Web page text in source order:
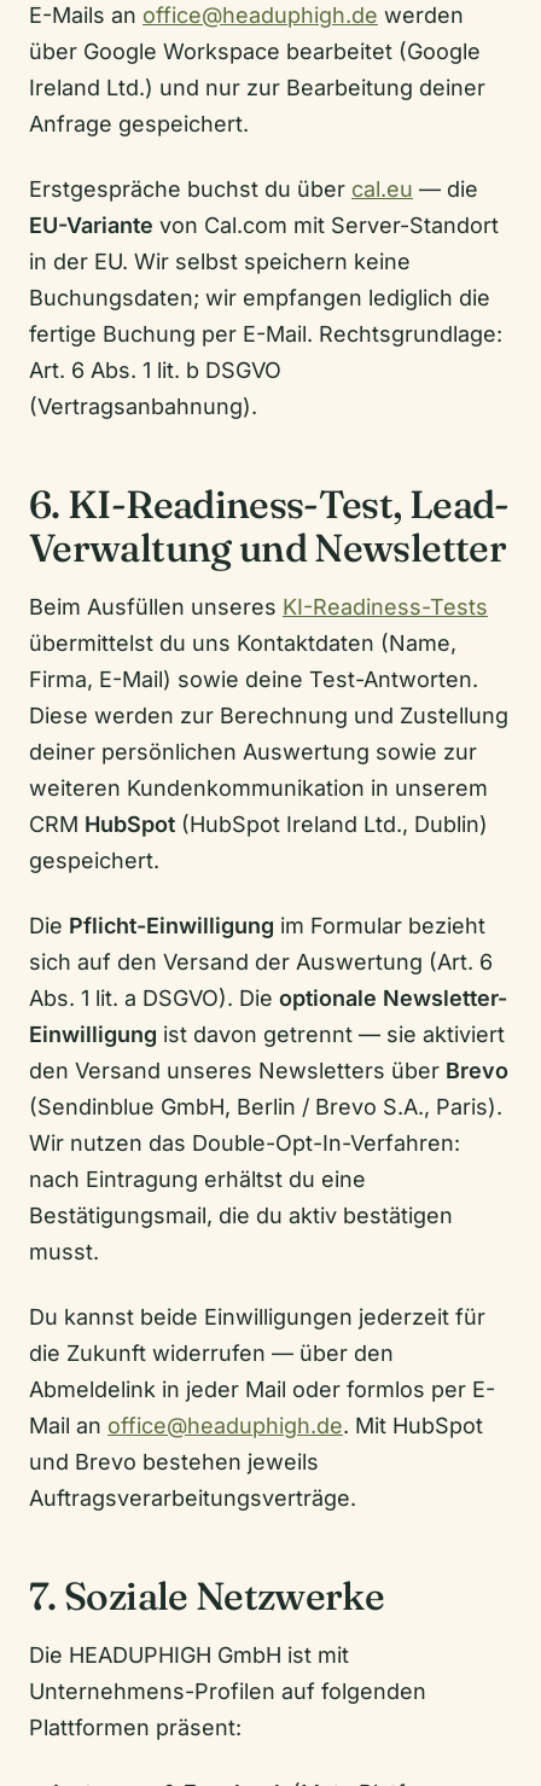
E-Mails an office@headuphigh.de werden
über Google Workspace bearbeitet (Google
Ireland Ltd.) und nur zur Bearbeitung deiner
Anfrage gespeichert.
Erstgespräche buchst du über cal.eu — die
EU-Variante von Cal.com mit Server-Standort
in der EU. Wir selbst speichern keine
Buchungsdaten; wir empfangen lediglich die
fertige Buchung per E-Mail. Rechtsgrundlage:
Art. 6 Abs. 1 lit. b DSGVO
(Vertragsanbahnung).
6. KI-Readiness-Test, Lead-
Verwaltung und Newsletter
Beim Ausfüllen unseres KI-Readiness-Tests
übermittelst du uns Kontaktdaten (Name,
Firma, E-Mail) sowie deine Test-Antworten.
Diese werden zur Berechnung und Zustellung
deiner persönlichen Auswertung sowie zur
weiteren Kundenkommunikation in unserem
CRM HubSpot (HubSpot Ireland Ltd., Dublin)
gespeichert.
Die Pflicht-Einwilligung im Formular bezieht
sich auf den Versand der Auswertung (Art. 6
Abs. 1 lit. a DSGVO). Die optionale Newsletter-
Einwilligung ist davon getrennt — sie aktiviert
den Versand unseres Newsletters über Brevo
(Sendinblue GmbH, Berlin / Brevo S.A., Paris).
Wir nutzen das Double-Opt-In-Verfahren:
nach Eintragung erhältst du eine
Bestätigungsmail, die du aktiv bestätigen
musst.
Du kannst beide Einwilligungen jederzeit für
die Zukunft widerrufen — über den
Abmeldelink in jeder Mail oder formlos per E-
Mail an office@headuphigh.de. Mit HubSpot
und Brevo bestehen jeweils
Auftragsverarbeitungsverträge.
7. Soziale Netzwerke
Die HEADUPHIGH GmbH ist mit
Unternehmens-Profilen auf folgenden
Plattformen präsent: